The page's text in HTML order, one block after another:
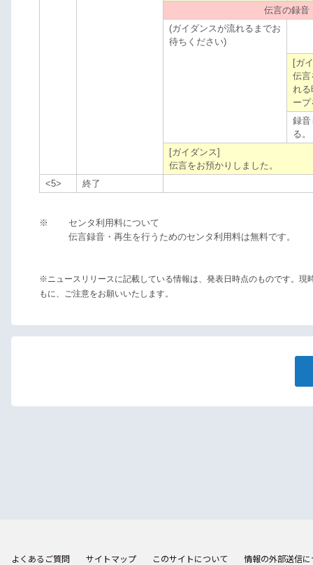
伝言の録音
(ガイダンスが流れるまでお
待ちください)
[ガ
伝言
れる
ー
録音
る。
[ガイダンス]
伝言をお預かりしました。
<5>
終了
※
センタ利用料について
伝言録音・再生を行うためのセンタ利用料は無料です。
※ニュースリリースに記載している情報は、発表日時点のものです。
もに、ご注意をお願いいたします。
よくあるご質問 サイトマップ このサイトについて 情報の外部送信